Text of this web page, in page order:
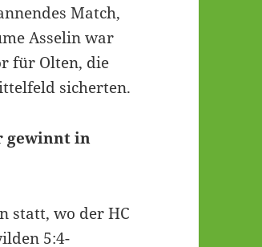
Match,
Asselin war
für Olten, die
sicherten.
gewinnt in
statt, wo der HC
5:4-